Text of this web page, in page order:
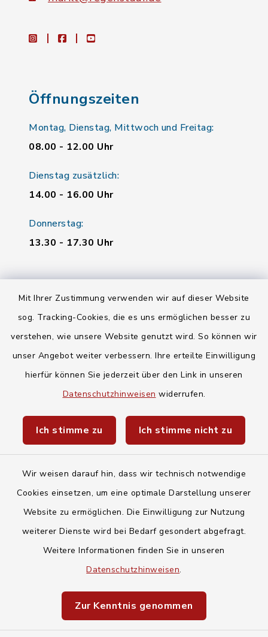
Mit Ihrer Zustimmung verwenden wir auf dieser Website
sog. Tracking-Cookies, die es uns ermöglichen besser zu
verstehen, wie unsere Website genutzt wird. So können wir
unser Angebot weiter verbessern. Ihre erteilte Einwilligung
hierfür können Sie jederzeit über den Link in unseren
Datenschutzhinweisen widerrufen.
Ich stimme zu Ich stimme nicht zu
Wir weisen darauf hin, dass wir technisch notwendige
Cookies einsetzen, um eine optimale Darstellung unserer
Website zu ermöglichen. Die Einwilligung zur Nutzung
weiterer Dienste wird bei Bedarf gesondert abgefragt.
Weitere Informationen finden Sie in unseren
Datenschutzhinweisen.
Zur Kenntnis genommen
instagramfacebookyoutube
Öffnungszeiten
Montag, Dienstag, Mittwoch und Freitag:
08.00 - 12.00 Uhr
Dienstag zusätzlich:
14.00 - 16.00 Uhr
Donnerstag:
13.30 - 17.30 Uhr
Quicklinks
Landratsamt Regensburg
Energiemonitor
Baby- und Kindersitterdienst
Unwetterwarnungen des Deutschen
Wetterdiensts
Barrierefreiheit
Impressum